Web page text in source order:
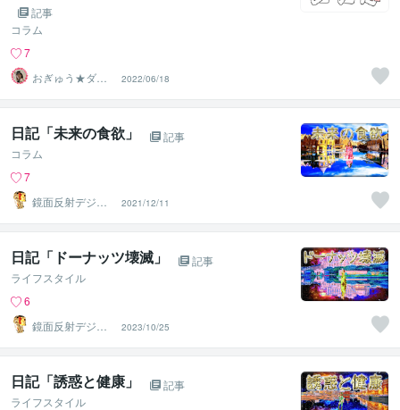
記事
コラム
7
おぎゅう★ダイ
エットの専門家
2022/06/18
日記「未来の食欲」
記事
コラム
7
鏡面反射デジタ
ルアート製作所
（鈴木穣）
2021/12/11
日記「ドーナッツ壊滅」
記事
ライフスタイル
6
鏡面反射デジタ
ルアート製作所
（鈴木穣）
2023/10/25
日記「誘惑と健康」
記事
ライフスタイル